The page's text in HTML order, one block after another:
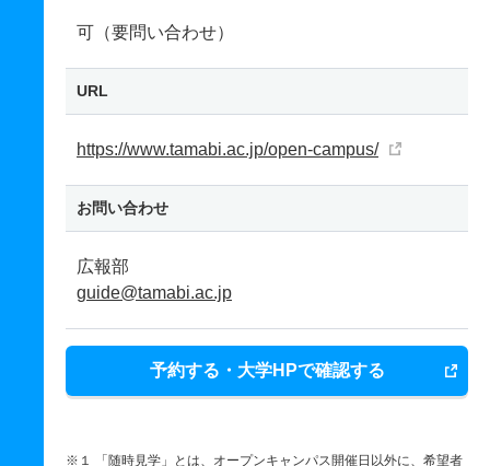
可（要問い合わせ）
URL
https://www.tamabi.ac.jp/open-campus/
お問い合わせ
広報部
guide@tamabi.ac.jp
予約する・大学HPで確認する
※１ 「随時見学」とは、オープンキャンパス開催日以外に、希望者